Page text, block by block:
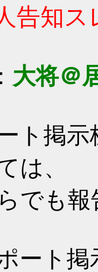
告知ス
大将＠
ト掲示
は、
でも
ポート